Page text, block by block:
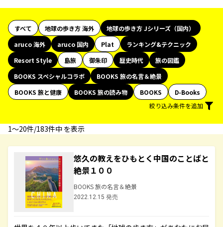
すべて 地球の歩き方 海外
地球の歩き方 Jシリーズ（国内）
aruco 海外
aruco 国内 Plat
ランキング&テクニック
Resort Style
島旅 御朱印 歴史時代
旅の図鑑
BOOKS スペシャルコラボ
BOOKS 旅の名言＆絶景
BOOKS 旅と健康
BOOKS 旅の読み物 BOOKS
D-Books
絞り込み条件を追加
1〜20件/183件中 を表示
悠久の教えをひもとく中国のことばと
絶景１００
BOOKS 旅の名言＆絶景
2022.12.15 発売